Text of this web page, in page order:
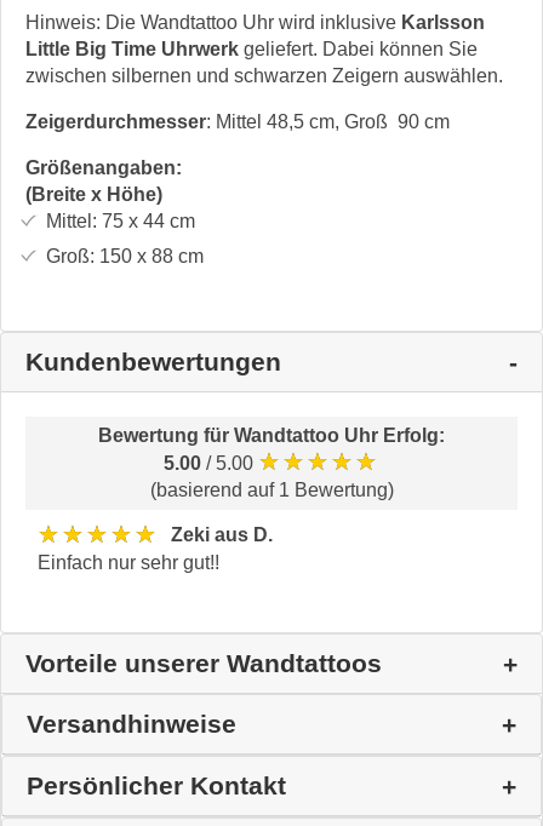
Hinweis: Die Wandtattoo Uhr wird inklusive Karlsson
Little Big Time Uhrwerk geliefert. Dabei können Sie
zwischen silbernen und schwarzen Zeigern auswählen.
Zeigerdurchmesser: Mittel 48,5 cm, Groß 90 cm
Größenangaben:
(Breite x Höhe)
Mittel: 75 x 44cm
Groß: 150 x 88cm
Kundenbewertungen
Bewertung für Wandtattoo Uhr Erfolg:
5.00 / 5.00 ★★★★★
(basierend auf 1 Bewertung)
★★★★★
Zeki aus D.
Einfach nur sehr gut!!
Vorteile unserer Wandtattoos
Versandhinweise
Persönlicher Kontakt